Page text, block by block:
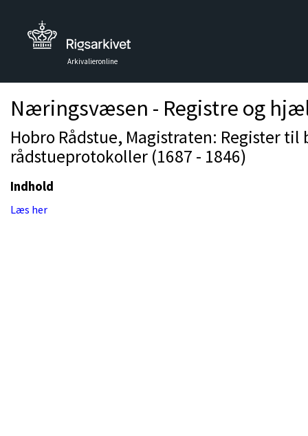
Arkivalieronline
Næringsvæsen - Registre og
Hobro Rådstue, Magistraten: Register
rådstueprotokoller (1687 - 1846)
Indhold
Læs her